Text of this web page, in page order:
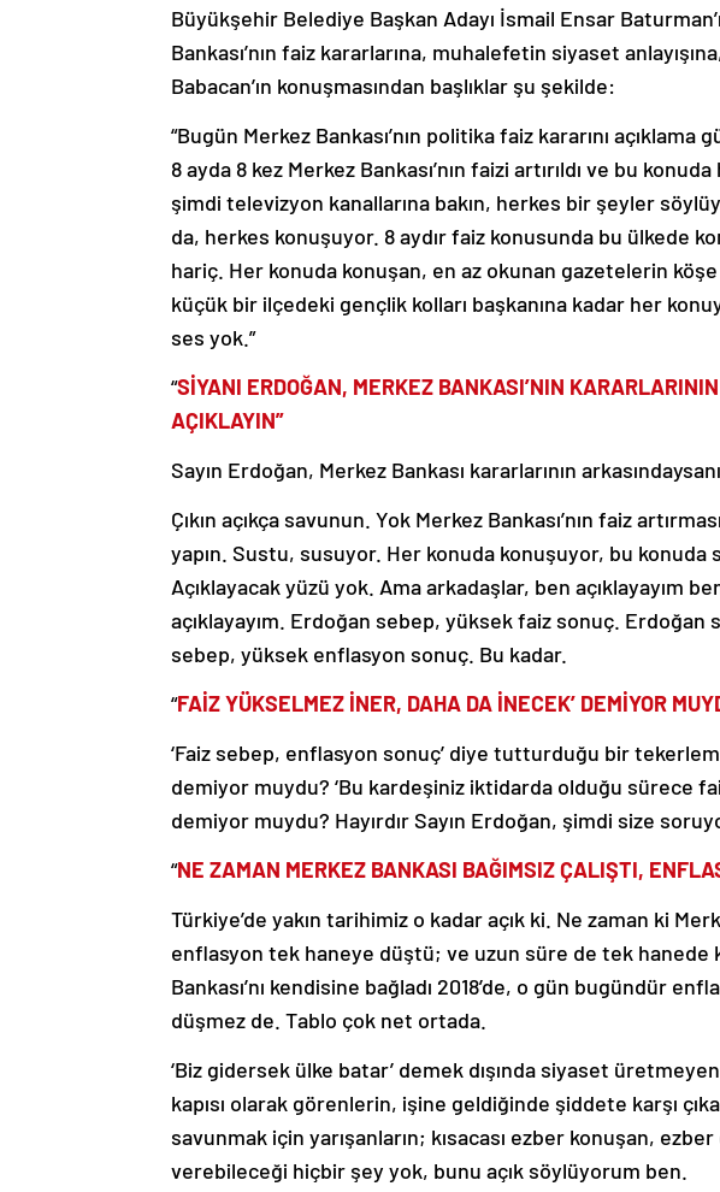
Büyükşehir Belediye Başkan Adayı İsmail Ensar
Bankası’nın faiz kararlarına, muhalefetin siyaset
Babacan’ın konuşmasından başlıklar şu şekilde:
“Bugün Merkez Bankası’nın politika faiz kararını
8 ayda 8 kez Merkez Bankası’nın faizi artırıldı ve bu
şimdi televizyon kanallarına bakın, herkes bir şeyler
da, herkes konuşuyor. 8 aydır faiz konusunda bu ülkede
hariç. Her konuda konuşan, en az okunan gazetelerin
küçük bir ilçedeki gençlik kolları başkanına kadar her
ses yok.”
“SİYANI ERDOĞAN, MERKEZ BANKASI’NIN
AÇIKLAYIN”
Sayın Erdoğan, Merkez Bankası kararlarının
Çıkın açıkça savunun. Yok Merkez Bankası’nın faiz
yapın. Sustu, susuyor. Her konuda konuşuyor, bu konuda
Açıklayacak yüzü yok. Ama arkadaşlar, ben açıklayayım
açıklayayım. Erdoğan sebep, yüksek faiz sonuç.
sebep, yüksek enflasyon sonuç. Bu kadar.
“FAİZ YÜKSELMEZ İNER, DAHA DA İNECEK’ DEMİYOR
‘Faiz sebep, enflasyon sonuç’ diye tutturduğu bir
demiyor muydu? ‘Bu kardeşiniz iktidarda olduğu sürece
demiyor muydu? Hayırdır Sayın Erdoğan, şimdi size
“NE ZAMAN MERKEZ BANKASI BAĞIMSIZ ÇALIŞTI,
Türkiye’de yakın tarihimiz o kadar açık ki. Ne zaman ki
enflasyon tek haneye düştü; ve uzun süre de tek hanede
Bankası’nı kendisine bağladı 2018’de, o gün bugündür
düşmez de. Tablo çok net ortada.
‘Biz gidersek ülke batar’ demek dışında siyaset
kapısı olarak görenlerin, işine geldiğinde şiddete karşı
savunmak için yarışanların; kısacası ezber konuşan,
verebileceği hiçbir şey yok, bunu açık söylüyorum ben.